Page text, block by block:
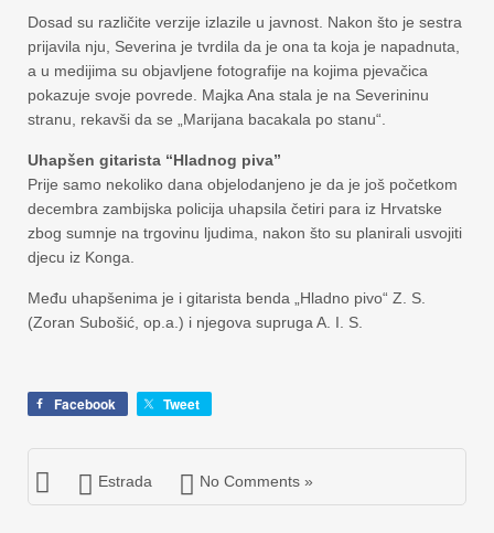
Dosad su različite verzije izlazile u javnost. Nakon što je sestra
prijavila nju, Severina je tvrdila da je ona ta koja je napadnuta,
a u medijima su objavljene fotografije na kojima pjevačica
pokazuje svoje povrede. Majka Ana stala je na Severininu
stranu, rekavši da se „Marijana bacakala po stanu“.
Uhapšen gitarista “Hladnog piva”
Prije samo nekoliko dana objelodanjeno je da je još početkom
decembra zambijska policija uhapsila četiri para iz Hrvatske
zbog sumnje na trgovinu ljudima, nakon što su planirali usvojiti
djecu iz Konga.
Među uhapšenima je i gitarista benda „Hladno pivo“ Z. S.
(Zoran Subošić, op.a.) i njegova supruga A. I. S.
Facebook Tweet
Estrada No Comments »